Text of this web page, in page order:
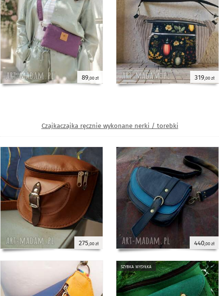
89,00 zł 319,00 zł
Czajkaczajka ręcznie wykonane nerki / torebki
275 ,00 zł 440,00 zł
szybka wysyłka